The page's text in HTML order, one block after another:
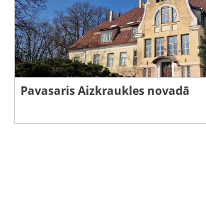
Pavasaris Aizkraukles novadā